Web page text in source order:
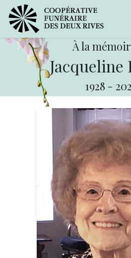
À la
1928 -